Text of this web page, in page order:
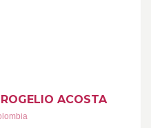
ACOSTA